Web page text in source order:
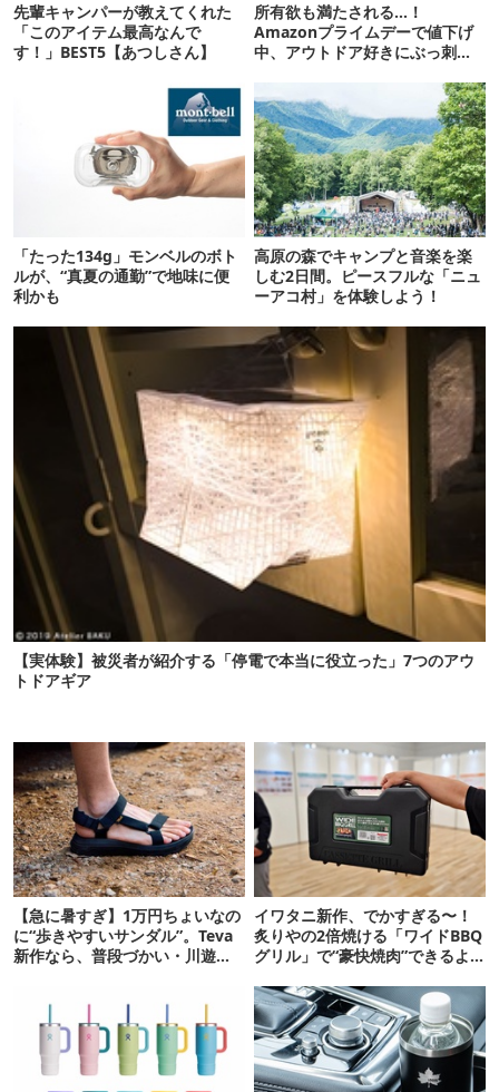
先輩キャンパーが教えてくれた
「このアイテム最高なんで
す！」BEST5【あつしさん】
所有欲も満たされる…！
Amazonプライムデーで値下げ
中、アウトドア好きにぶっ刺さ
「たった134g」モンベルのボト
ルが、“真夏の通勤”で地味に便
利かも
高原の森でキャンプと音楽を楽
しむ2日間。ピースフルな「ニュ
ーアコ村」を体験しよう！
【実体験】被災者が紹介する「停電で本当に役立った」7つのアウ
トドアギア
【急に暑すぎ】1万円ちょいなの
に“歩きやすいサンダル”。Teva
新作なら、普段づかい・川遊
イワタニ新作、でかすぎる〜！
炙りやの2倍焼ける「ワイドBBQ
グリル」で“豪快焼肉”できるよ